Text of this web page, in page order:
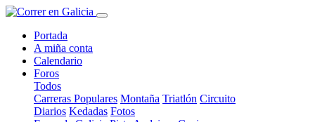
Portada
A miña conta
Calendario
Foros
Todos
Carreras Populares Montaña Triatlón Circuito
Diarios Kedadas Fotos